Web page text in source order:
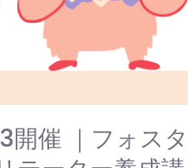
開催 ｜フォス